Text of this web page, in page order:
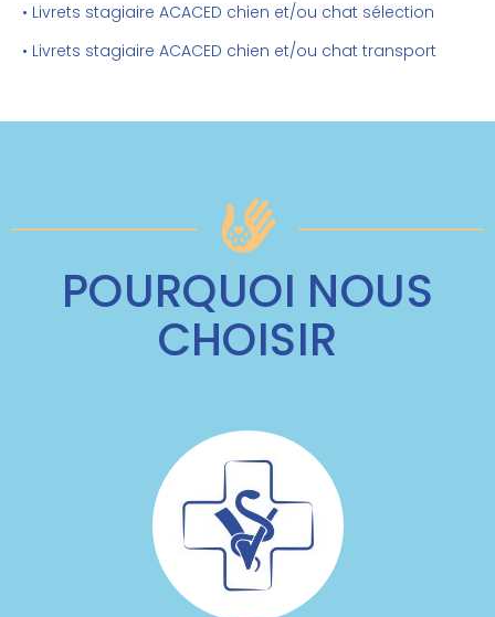
• Livrets stagiaire ACACED chien et/ou chat sélection
• Livrets stagiaire ACACED chien et/ou chat transport
POURQUOI NOUS
CHOISIR